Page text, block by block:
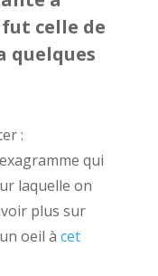
celle de
quelques
:
qui
laquelle on
plus sur
oeil à cet